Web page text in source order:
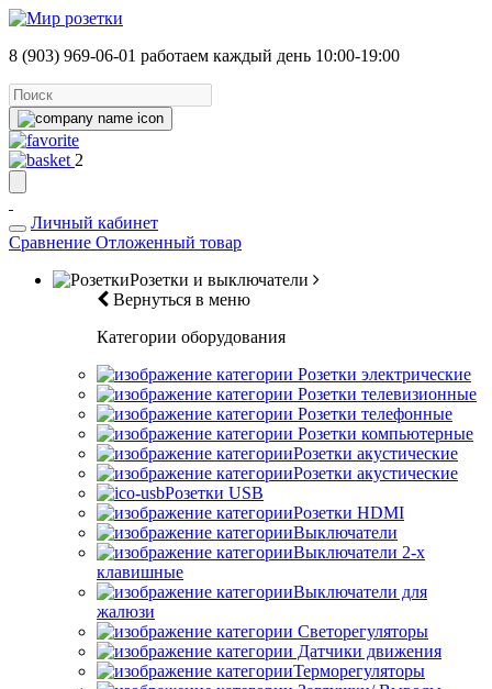
8 (903) 969-06-01 работаем каждый день 10:00-19:00
2
Личный кабинет
Сравнение Отложенный товар
Розетки и выключатели
Вернуться в меню
Категории оборудования
Розетки электрические
Розетки телевизионные
Розетки телефонные
Розетки компьютерные
Розетки акустические
Розетки акустические
Розетки USB
Розетки HDMI
Выключатели
Выключатели 2-х
клавишные
Выключатели для
жалюзи
Светорегуляторы
Датчики движения
Терморегуляторы